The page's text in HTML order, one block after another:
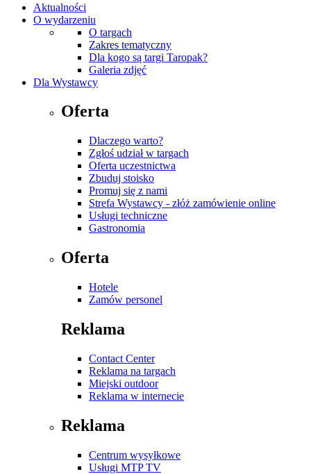
Aktualności
O wydarzeniu
O targach
Zakres tematyczny
Dla kogo są targi Taropak?
Galeria zdjęć
Dla Wystawcy
Oferta
Dlaczego warto?
Zgłoś udział w targach
Oferta uczestnictwa
Zbuduj stoisko
Promuj się z nami
Strefa Wystawcy - złóż zamówienie online
Usługi techniczne
Gastronomia
Oferta
Hotele
Zamów personel
Reklama
Contact Center
Reklama na targach
Miejski outdoor
Reklama w internecie
Reklama
Centrum wysyłkowe
Usługi MTP TV